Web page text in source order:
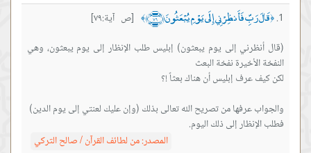
﴿قَالَ رَبِّ فَأَنظِرْنِي إِلَى يَوْمِ يُبْعَثُونَ ﴿٧٩﴾ ﴾
[ص آية:٧٩]
(قال أنظرني إلى يوم يبعثون) إبليس طلب الإنظار إلى يوم يبعثون، وهي
فطلب الإنظار إلى ذلك اليوم.
المصدر:من لطائف القرآن / صالح التركي